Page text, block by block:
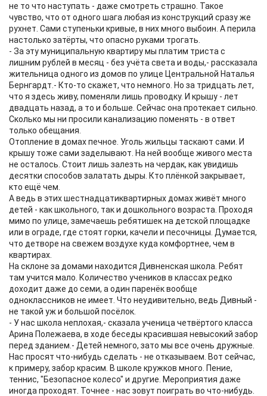
не то что наступать - даже смотреть страшно. Такое
чувство, что от одного шага любая из конструкций сразу же
рухнет. Сами ступеньки кривые, в них много выбоин. А перила
настолько затёрты, что опасно руками трогать.
- За эту муниципальную квартиру мы платим триста с
лишним рублей в месяц - без учёта света и воды,- рассказала
жительница одного из домов по улице Центральной Наталья
Бернгардт.- Кто-то скажет, что немного. Но за тридцать лет,
что я здесь живу, поменяли лишь проводку. И крышу - лет
двадцать назад, а то и больше. Сейчас она протекает сильно.
Сколько мы ни просили канализацию поменять - в ответ
только обещания.
Отопление в домах печное. Уголь жильцы таскают сами. И
крышу тоже сами заделывают. На ней вообще живого места
не осталось. Стоит лишь залезть на чердак, как увидишь
десятки способов залатать дыры. Кто плёнкой закрывает,
кто ещё чем.
А ведь в этих шестнадцатиквартирных домах живёт много
детей - как школьного, так и дошкольного возраста. Проходя
мимо по улице, замечаешь ребятишек на детской площадке
или в ограде, где стоят горки, качели и песочницы. Думается,
что детворе на свежем воздухе куда комфортнее, чем в
квартирах.
На склоне за домами находится Дивненская школа. Ребят
там учится мало. Количество учеников в классах редко
доходит даже до семи, а один паренёк вообще
одноклассников не имеет. Что неудивительно, ведь Дивный -
не такой уж и большой посёлок.
- У нас школа неплохая,- сказала ученица четвёртого класса
Арина Полежаева, в ходе беседы красившая невысокий забор
перед зданием.- Детей немного, зато мы все очень дружные.
Нас просят что-нибудь сделать - не отказываем. Вот сейчас,
к примеру, забор красим. В школе кружков много. Пение,
теннис, "Безопасное колесо" и другие. Мероприятия даже
иногда проходят. Точнее - нас зовут поиграть во что-нибудь.